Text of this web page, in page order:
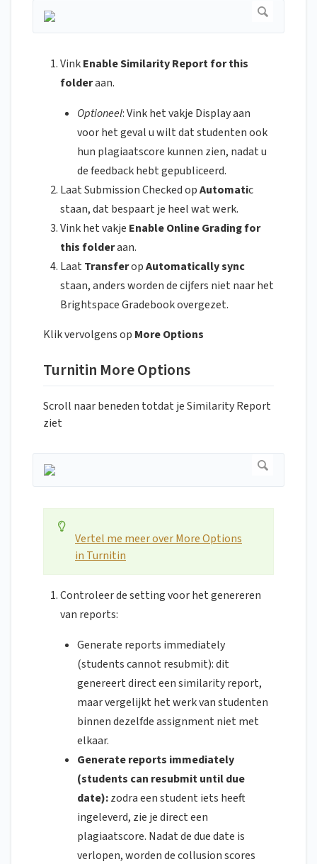
VinkEnable Similarity Report for this
folderaan.
Optioneel: Vink het vakje Display aan
voor het geval u wilt dat studenten ook
hun plagiaatscore kunnen zien, nadat u
de feedback hebt gepubliceerd.
Laat Submission Checked opAutomatic
staan, dat bespaart je heel wat werk.
Vink het vakje Enable Online Grading for
this folderaan.
Laat TransferopAutomatically sync
staan, anders worden de cijfers niet naar het
Brightspace Gradebook overgezet.
Klik vervolgens op More Options
Turnitin More Options
Scroll naar beneden totdat je Similarity Report
ziet
Vertel me meer over More Options
in Turnitin
Controleer de setting voor het genereren
van reports:
Generate reports immediately
(students cannot resubmit): dit
genereert direct een similarity report,
maar vergelijkt het werk van studenten
binnen dezelfde assignment niet met
elkaar.
Generate reports immediately
(students can resubmit until due
date):zodra een student iets heeft
ingeleverd, zie je direct een
plagiaatscore. Nadat de due date is
verlopen, worden de collusion scores